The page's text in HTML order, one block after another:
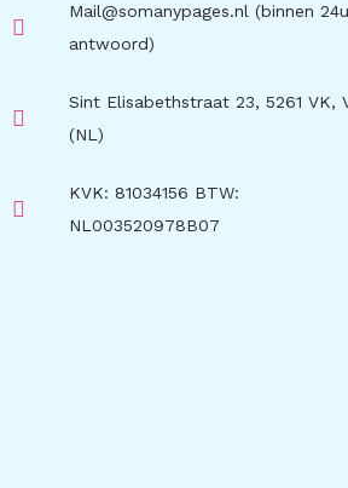
Mail@somanypages.nl (binnen 24u
antwoord)
Sint Elisabethstraat 23, 5261 VK,
(NL)
KVK: 81034156 BTW:
NL003520978B07